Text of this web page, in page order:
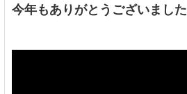
今年もありがとうございました